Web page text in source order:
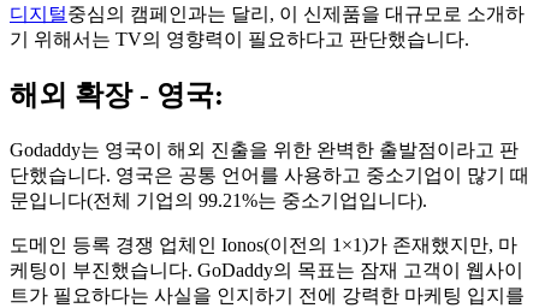
디지털중심의 캠페인과는 달리, 이 신제품을 대규모로 소개하
기 위해서는 TV의 영향력이 필요하다고 판단했습니다.
해외 확장 - 영국:
Godaddy는 영국이 해외 진출을 위한 완벽한 출발점이라고 판
단했습니다. 영국은 공통 언어를 사용하고 중소기업이 많기 때
문입니다(전체 기업의 99.21%는 중소기업입니다).
도메인 등록 경쟁 업체인 Ionos(이전의 1×1)가 존재했지만, 마
케팅이 부진했습니다. GoDaddy의 목표는 잠재 고객이 웹사이
트가 필요하다는 사실을 인지하기 전에 강력한 마케팅 입지를